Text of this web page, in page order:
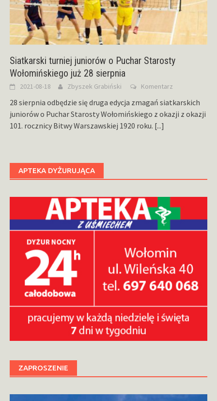
Siatkarski turniej juniorów o Puchar Starosty
Wołomińskiego już 28 sierpnia
2021-08-18 Zbyszek Grabiński Komentarz
28 sierpnia odbędzie się druga edycja zmagań siatkarskich
juniorów o Puchar Starosty Wołomińskiego z okazji z okazji
101. rocznicy Bitwy Warszawskiej 1920 roku. [...]
APTEKA DYŻURUJĄCA
ZAPROSZENIE